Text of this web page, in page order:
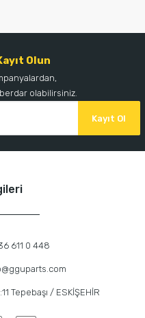
Olun
olabilirsiniz.
Kayıt Ol
611 0 448
Tepebaşı / ESKİŞEHİR